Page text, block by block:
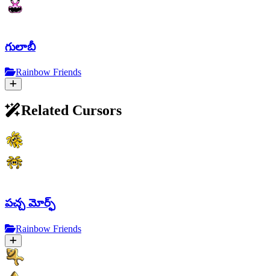
గులాబీ
Rainbow Friends
Related Cursors
పచ్చ మోర్ఫ్
Rainbow Friends